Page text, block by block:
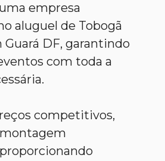
empresa
aluguel de Tobogã
Guará DF, garantindo
com toda a
competitivos,